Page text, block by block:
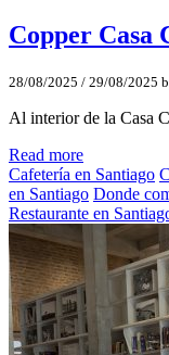
Copper Casa
28/08/2025 / 29/08/2025
Al interior de la Casa
Read more
Cafetería en Santiago
en Santiago Donde
Restaurante en